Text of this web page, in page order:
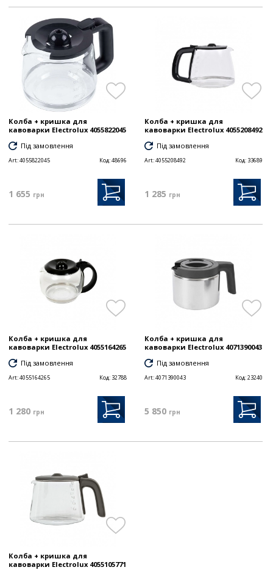
Колба + кришка для
кавоварки Electrolux 4055822045
Під замовлення
Art:4055822045 Код:48696
1 655 грн
Колба + кришка для
кавоварки Electrolux 4055208492
Під замовлення
Art:4055208492 Код: 33689
1 285 грн
Колба + кришка для
кавоварки Electrolux 4055164265
Під замовлення
Art:4055164265 Код: 32788
1 280 грн
Колба + кришка для
кавоварки Electrolux 4071390043
Під замовлення
Art:4071390043 Код:23240
5 850 грн
Колба + кришка для
кавоварки Electrolux 4055105771